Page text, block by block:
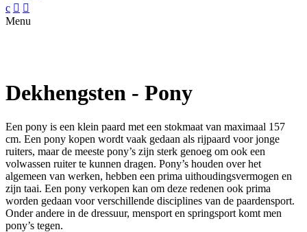
c  
Menu
Dekhengsten - Pony
Een pony is een klein paard met een stokmaat van maximaal 157
cm. Een pony kopen wordt vaak gedaan als rijpaard voor jonge
ruiters, maar de meeste pony’s zijn sterk genoeg om ook een
volwassen ruiter te kunnen dragen. Pony’s houden over het
algemeen van werken, hebben een prima uithoudingsvermogen en
zijn taai. Een pony verkopen kan om deze redenen ook prima
worden gedaan voor verschillende disciplines van de paardensport.
Onder andere in de dressuur, mensport en springsport komt men
pony’s tegen.